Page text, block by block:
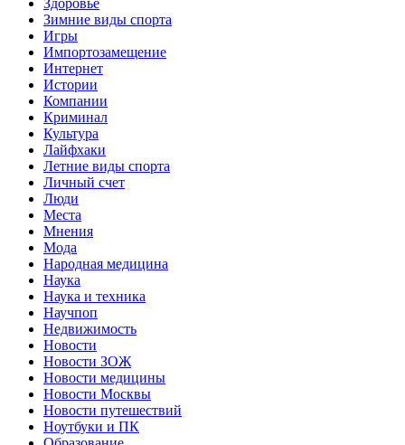
Зимние виды спорта
Игры
Импортозамещение
Интернет
Истории
Компании
Криминал
Культура
Лайфхаки
Летние виды спорта
Личный счет
Люди
Места
Мнения
Мода
Народная медицина
Наука
Наука и техника
Научпоп
Недвижимость
Новости
Новости ЗОЖ
Новости медицины
Новости Москвы
Новости путешествий
Ноутбуки и ПК